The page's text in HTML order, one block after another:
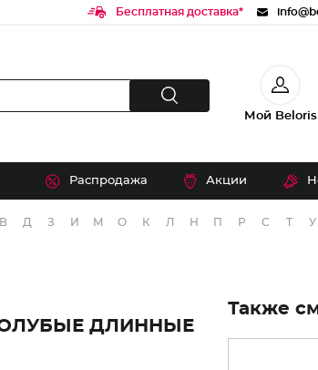
Бесплатная доставка*
Мой Beloris
Распродажа Акции
В Д З И М О К Л Н П Р С Т У
ДЛИННЫЕ
Также